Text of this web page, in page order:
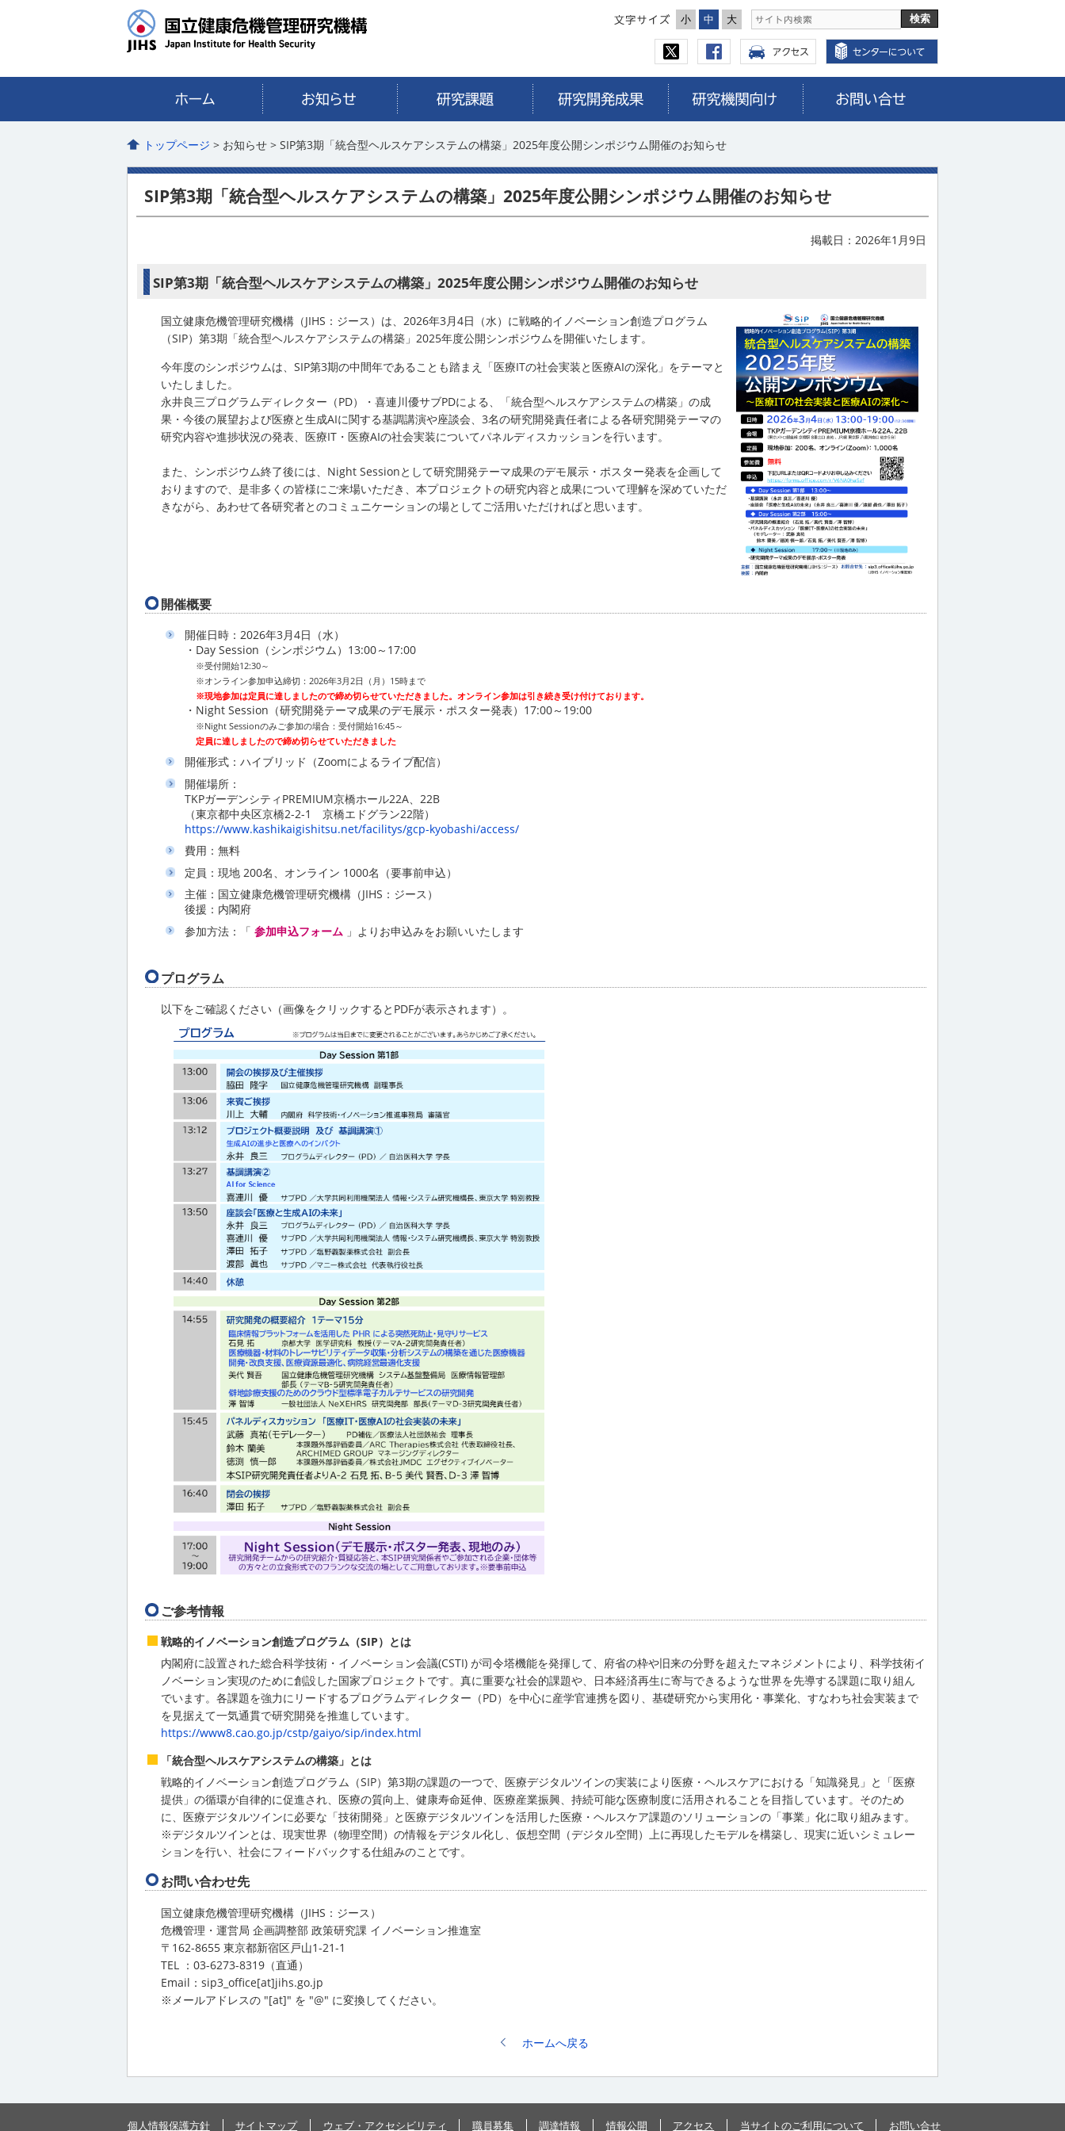
小 中 大
トップページ > お知らせ > SIP第3期「統合型ヘルスケアシステムの構築」2025年度公開シンポジウム開催のお知らせ
SIP第3期「統合型ヘルスケアシステムの構築」2025年度公開シンポジウム開催のお知らせ
掲載日：2026年1月9日
SIP第3期「統合型ヘルスケアシステムの構築」2025年度公開シンポジウム開催のお知らせ
国立健康危機管理研究機構（JIHS：ジース）は、2026年3月4日（水）に戦略的イノベーション創造プログラム
（SIP）第3期「統合型ヘルスケアシステムの構築」2025年度公開シンポジウムを開催いたします。
今年度のシンポジウムは、SIP第3期の中間年であることも踏まえ「医療ITの社会実装と医療AIの深化」をテーマと
いたしました。
永井良三プログラムディレクター（PD）・喜連川優サブPDによる、「統合型ヘルスケアシステムの構築」の成
果・今後の展望および医療と生成AIに関する基調講演や座談会、3名の研究開発責任者による各研究開発テーマの
研究内容や進捗状況の発表、医療IT・医療AIの社会実装についてパネルディスカッションを行います。
また、シンポジウム終了後には、Night Sessionとして研究開発テーマ成果のデモ展示・ポスター発表を企画して
おりますので、是非多くの皆様にご来場いただき、本プロジェクトの研究内容と成果について理解を深めていただ
きながら、あわせて各研究者とのコミュニケーションの場としてご活用いただければと思います。
開催概要
開催日時：2026年3月4日（水）
・Day Session（シンポジウム）13:00～17:00
※受付開始12:30～
※オンライン参加申込締切：2026年3月2日（月）15時まで
※現地参加は定員に達しましたので締め切らせていただきました。オンライン参加は引き続き受け付けております。
・Night Session（研究開発テーマ成果のデモ展示・ポスター発表）17:00～19:00
※Night Sessionのみご参加の場合：受付開始16:45～
定員に達しましたので締め切らせていただきました
開催形式：ハイブリッド（Zoomによるライブ配信）
開催場所：
TKPガーデンシティPREMIUM京橋ホール22A、22B
（東京都中央区京橋2-2-1 京橋エドグラン22階）
https://www.kashikaigishitsu.net/facilitys/gcp-kyobashi/access/
費用：無料
定員：現地 200名、オンライン 1000名（要事前申込）
主催：国立健康危機管理研究機構（JIHS：ジース）
後援：内閣府
参加方法：「参加申込フォーム 」よりお申込みをお願いいたします
プログラム
以下をご確認ください（画像をクリックするとPDFが表示されます）。
ご参考情報
戦略的イノベーション創造プログラム（SIP）とは
内閣府に設置された総合科学技術・イノベーション会議(CSTI) が司令塔機能を発揮して、府省の枠や旧来の分野を超えたマネジメントにより、科学技術イ
ノベーション実現のために創設した国家プロジェクトです。真に重要な社会的課題や、日本経済再生に寄与できるような世界を先導する課題に取り組ん
でいます。各課題を強力にリードするプログラムディレクター（PD）を中心に産学官連携を図り、基礎研究から実用化・事業化、すなわち社会実装まで
を見据えて一気通貫で研究開発を推進しています。
https://www8.cao.go.jp/cstp/gaiyo/sip/index.html
「統合型ヘルスケアシステムの構築」とは
戦略的イノベーション創造プログラム（SIP）第3期の課題の一つで、医療デジタルツインの実装により医療・ヘルスケアにおける「知識発見」と「医療
提供」の循環が自律的に促進され、医療の質向上、健康寿命延伸、医療産業振興、持続可能な医療制度に活用されることを目指しています。そのため
に、医療デジタルツインに必要な「技術開発」と医療デジタルツインを活用した医療・ヘルスケア課題のソリューションの「事業」化に取り組みます。
※デジタルツインとは、現実世界（物理空間）の情報をデジタル化し、仮想空間（デジタル空間）上に再現したモデルを構築し、現実に近いシミュレー
ションを行い、社会にフィードバックする仕組みのことです。
お問い合わせ先
国立健康危機管理研究機構（JIHS：ジース）
危機管理・運営局 企画調整部 政策研究課 イノベーション推進室
〒162-8655 東京都新宿区戸山1-21-1
TEL ：03-6273-8319（直通）
Email：sip3_office[at]jihs.go.jp
※メールアドレスの "[at]" を "@" に変換してください。
ホームへ戻る
個人情報保護方針 サイトマップ ウェブ・アクセシビリティ 職員募集 調達情報 情報公開 アクセス 当サイトのご利用について お問い合せ